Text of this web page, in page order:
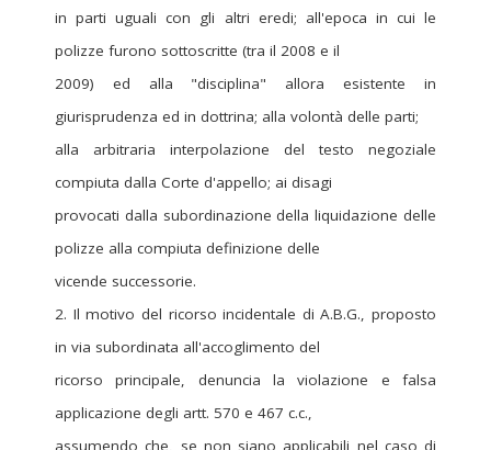
in parti uguali con gli altri eredi; all'epoca in cui le
polizze furono sottoscritte (tra il 2008 e il
2009) ed alla "disciplina" allora esistente in
giurisprudenza ed in dottrina; alla volontà delle parti;
alla arbitraria interpolazione del testo negoziale
compiuta dalla Corte d'appello; ai disagi
provocati dalla subordinazione della liquidazione delle
polizze alla compiuta definizione delle
vicende successorie.
2. Il motivo del ricorso incidentale di A.B.G., proposto
in via subordinata all'accoglimento del
ricorso principale, denuncia la violazione e falsa
applicazione degli artt. 570 e 467 c.c.,
assumendo che, se non siano applicabili nel caso di